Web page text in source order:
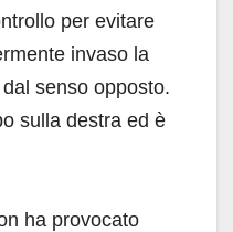
per evitare
invaso la
senso opposto.
sulla destra ed è
ha provocato